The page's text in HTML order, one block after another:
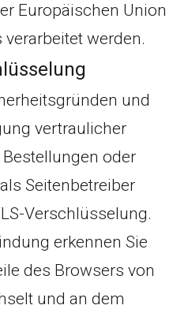
Europäischen Union
werden.
und
vertraulicher
oder
Seitenbetreiber
Verschlüsselung.
erkennen Sie
des Browsers von
und an dem